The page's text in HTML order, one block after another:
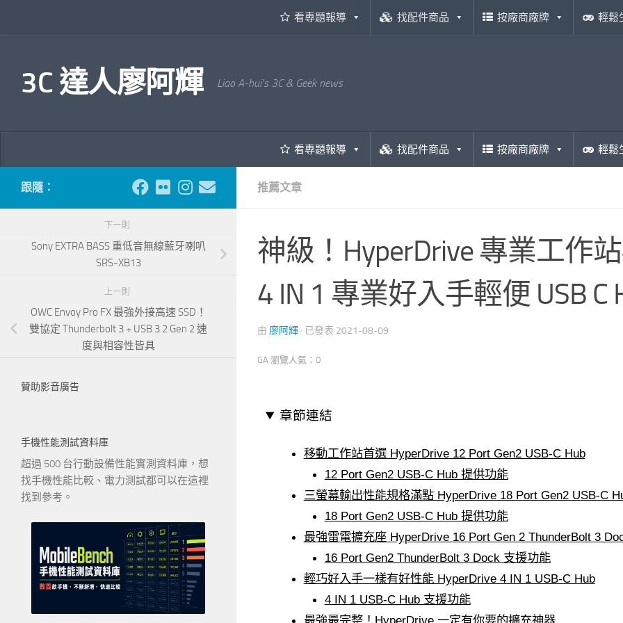
看專題報導 找配件商品 按廠商廠牌 輕鬆
3C 達人廖阿輝 Liao A-hui's 3C & Geek news
看專題報導 找配件商品 按廠商廠牌 輕鬆
推薦文章
神級！HyperDrive 專業工作
4 IN 1 專業好入手輕便 USB C
由 廖阿輝 · 已發表 2021-08-09
GA 瀏覽人氣：0
章節連結
移動工作站首選 HyperDrive 12 Port Gen2 USB-C Hub
12 Port Gen2 USB-C Hub 提供功能
三螢幕輸出性能規格滿點 HyperDrive 18 Port Gen2 USB-C
18 Port Gen2 USB-C Hub 提供功能
最強雷電擴充座 HyperDrive 16 Port Gen 2 ThunderBolt 3
16 Port Gen2 ThunderBolt 3 Dock 支援功能
輕巧好入手一樣有好性能 HyperDrive 4 IN 1 USB-C Hub
4 IN 1 USB-C Hub 支援功能
最強最完整！HyperDrive 一定有你要的擴充神器
跟隨：
下一則
Sony EXTRA BASS 重低音無線藍牙喇叭
SRS-XB13
上一則
OWC Envoy Pro FX 最強外接高速 SSD！
雙協定 Thunderbolt 3 + USB 3.2 Gen 2 速
度與相容性皆具
贊助影音廣告
手機性能測試資料庫
超過 500 台行動設備性能實測資料庫，想
找手機性能比較、電力測試都可以在這裡
找到參考。